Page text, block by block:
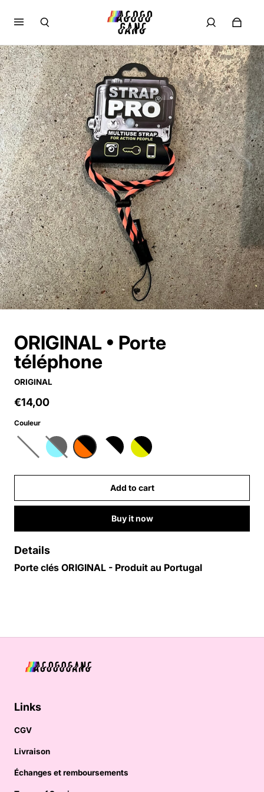
ORIGINAL • Porte
téléphone
ORIGINAL
Regular price
€14,00
Couleur
Add to cart
Buy it now
Details
Porte clés ORIGINAL - Produit au Portugal
Links
CGV
Livraison
Échanges et remboursements